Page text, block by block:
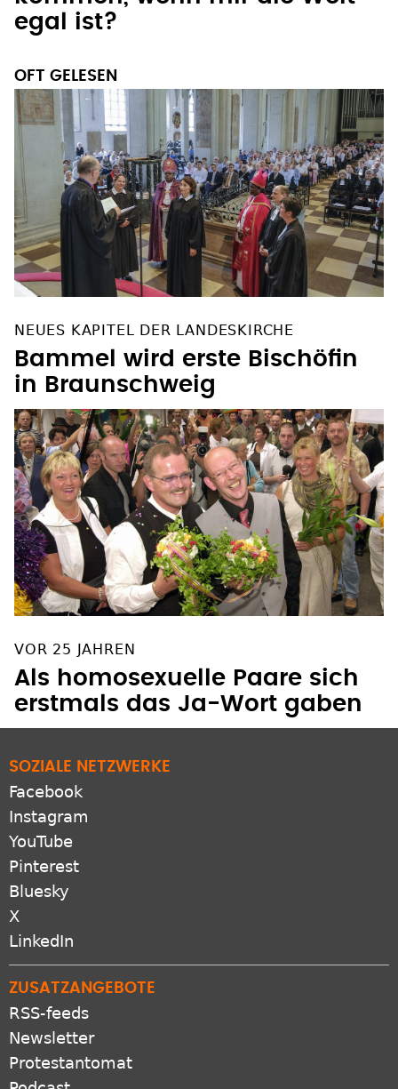
kommen, wenn mir die Welt
egal ist?
OFT GELESEN
NEUES KAPITEL DER LANDESKIRCHE
Bammel wird erste Bischöfin
in Braunschweig
VOR 25 JAHREN
Als homosexuelle Paare sich
erstmals das Ja-Wort gaben
SOZIALE NETZWERKE
Facebook
Instagram
YouTube
Pinterest
Bluesky
X
ZUSATZANGEBOTE
RSS-feeds
Newsletter
Protestantomat